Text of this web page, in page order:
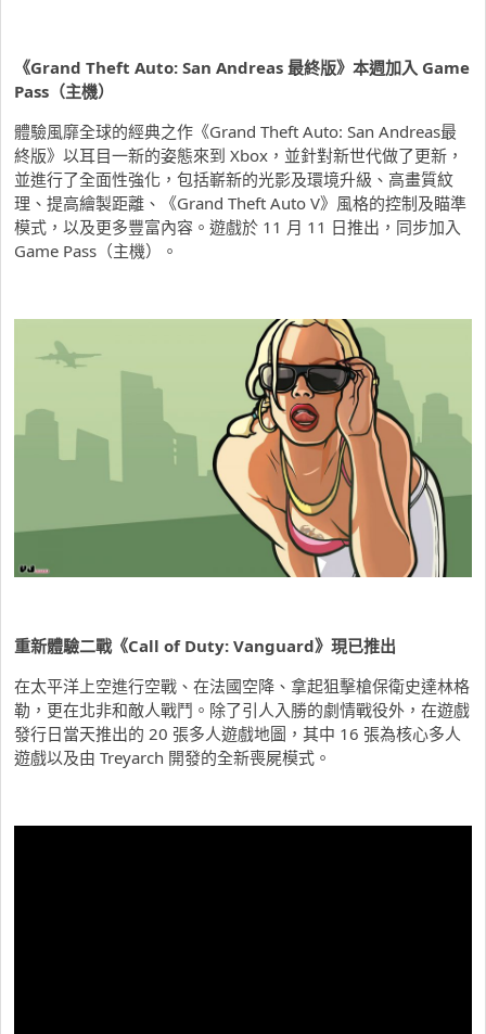
《Grand Theft Auto: San Andreas 最終版》本週加入 Game
Pass（主機）
體驗風靡全球的經典之作《Grand Theft Auto: San Andreas最
終版》以耳目一新的姿態來到 Xbox，並針對新世代做了更新，
並進行了全面性強化，包括嶄新的光影及環境升級、高畫質紋
理、提高繪製距離、《Grand Theft Auto V》風格的控制及瞄準
模式，以及更多豐富內容。遊戲於 11 月 11 日推出，同步加入
Game Pass（主機）。
重新體驗二戰《Call of Duty: Vanguard》現已推出
在太平洋上空進行空戰、在法國空降、拿起狙擊槍保衛史達林格
勒，更在北非和敵人戰鬥。除了引人入勝的劇情戰役外，在遊戲
發行日當天推出的 20 張多人遊戲地圖，其中 16 張為核心多人
遊戲以及由 Treyarch 開發的全新喪屍模式。